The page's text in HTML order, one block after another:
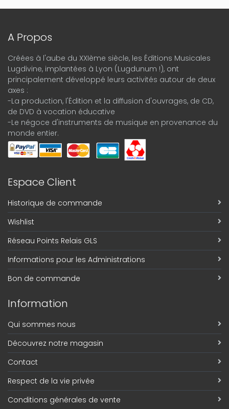
A Propos
Créées à l'aube du XXIème siècle, les Éditions Musicales
Lugdivine, implantées à Lyon (Lugdunum !), ont
principalement développé leurs activités autour de deux
axes :
-La production, l'Édition et la diffusion d'ouvrages, de CD,
de DVD à vocation éducative
-Le négoce d'instruments de musique en provenance du
monde entier.
Espace Client
Historique de commande
Wishlist
Réseau Points Relais GLS
Informations pour les Administrations
Bon de commande
Information
Qui sommes nous
Découvrez notre magasin
Contact
Respect de la vie privée
Conditions générales de vente